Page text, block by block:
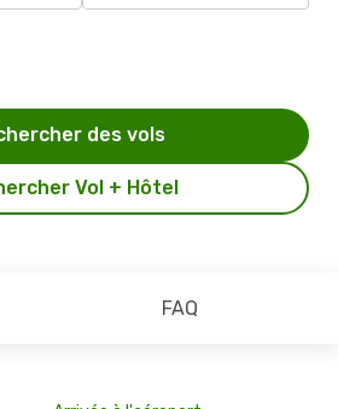
Vol + Hôtel
des vols
FAQ